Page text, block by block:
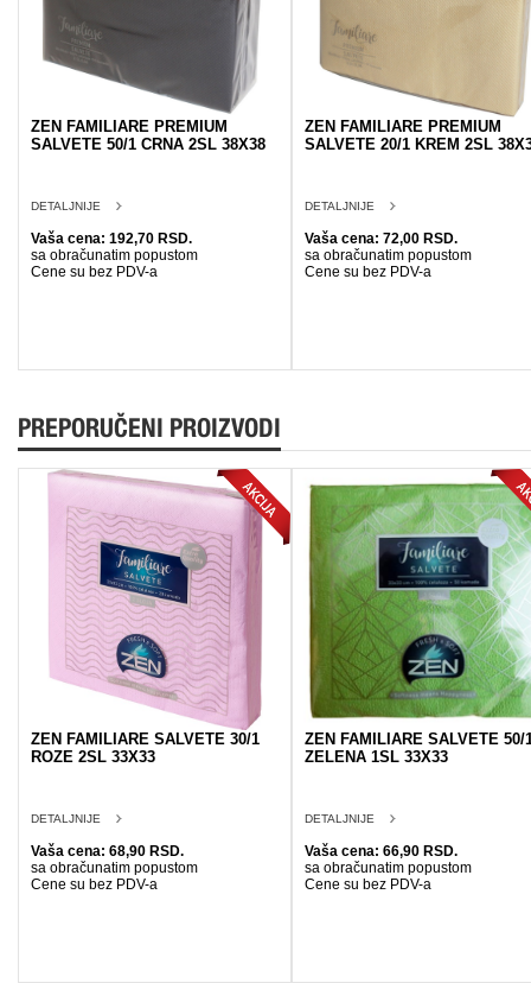
ZEN FAMILIARE PREMIUM
SALVETE 50/1 CRNA 2SL 38X38
DETALJNIJE
Vaša cena: 192,70 RSD.
sa obračunatim popustom
Cene su bez PDV-a
ZEN FAMILIARE PREMIUM
SALVETE 20/1 KREM 2SL
DETALJNIJE
Vaša cena: 72,00 RSD.
sa obračunatim popustom
Cene su bez PDV-a
PREPORUČENI PROIZVODI
ZEN FAMILIARE SALVETE 30/1
ROZE 2SL 33X33
DETALJNIJE
Vaša cena: 68,90 RSD.
sa obračunatim popustom
Cene su bez PDV-a
ZEN FAMILIARE SALVETE 50/
ZELENA 1SL 33X33
DETALJNIJE
Vaša cena: 66,90 RSD.
sa obračunatim popustom
Cene su bez PDV-a